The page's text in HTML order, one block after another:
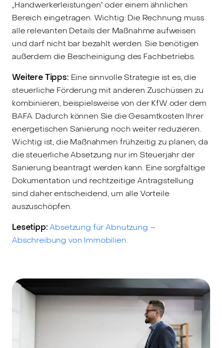
„Handwerkerleistungen“ oder einem ähnlichen
Bereich eingetragen. Wichtig: Die Rechnung muss
alle relevanten Details der Maßnahme aufweisen
und darf nicht bar bezahlt werden. Sie benötigen
außerdem die Bescheinigung des Fachbetriebs.
Weitere Tipps: Eine sinnvolle Strategie ist es, die
steuerliche Förderung mit anderen Zuschüssen zu
kombinieren, beispielsweise von der KfW oder dem
BAFA. Dadurch können Sie die Gesamtkosten Ihrer
energetischen Sanierung noch weiter reduzieren.
Wichtig ist, die Maßnahmen frühzeitig zu planen, da
die steuerliche Absetzung nur im Steuerjahr der
Sanierung beantragt werden kann. Eine sorgfältige
Dokumentation und rechtzeitige Antragstellung
sind daher entscheidend, um alle Vorteile
auszuschöpfen.
Lesetipp: Absetzung für Abnutzung –
Abschreibung von Immobilien.